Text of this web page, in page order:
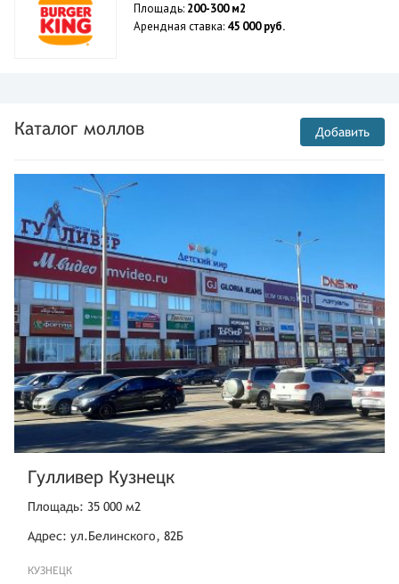
Площадь: 200-300 м2
Арендная ставка: 45 000 руб.
Каталог моллов Добавить
Гулливер Кузнецк
Площадь: 35 000 м2
Адрес: ул.Белинского, 82Б
КУЗНЕЦК